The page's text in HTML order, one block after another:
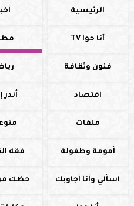
الرئيسية
أنا حوا TV
فنون وثقافة
اقتصاد أندر
ملفات
أمومة وطفولة فقه
اسألي وأنا أجاوبك حظك